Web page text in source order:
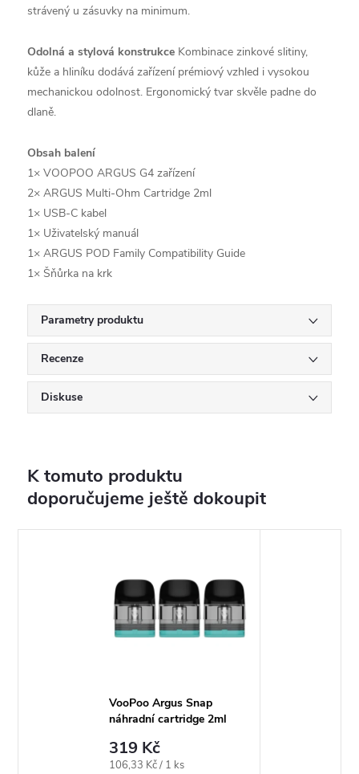
strávený u zásuvky na minimum.
Odolná a stylová konstrukce Kombinace zinkové slitiny,
kůže a hliníku dodává zařízení prémiový vzhled i vysokou
mechanickou odolnost. Ergonomický tvar skvěle padne do
dlaně.
Obsah balení
1× VOOPOO ARGUS G4 zařízení
2× ARGUS Multi-Ohm Cartridge 2ml
1× USB-C kabel
1× Uživatelský manuál
1× ARGUS POD Family Compatibility Guide
1× Šňůrka na krk
Parametry produktu
Recenze
Diskuse
K tomuto produktu
doporučujeme ještě dokoupit
VooPoo Argus Snap
náhradní cartridge 2ml
319 Kč
Měrná
106,33 Kč / 1 ks